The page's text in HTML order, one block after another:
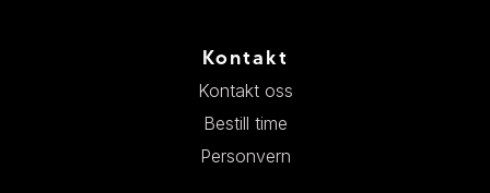
Kontakt
Kontakt oss
Bestill time
Personvern